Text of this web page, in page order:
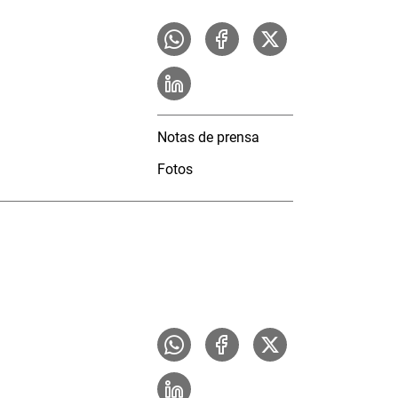
Notas de prensa
Fotos